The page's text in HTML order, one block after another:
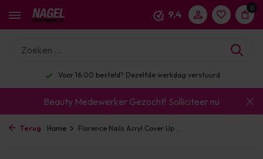
9,4
0
Voor 16:00 besteld? Dezelfde werkdag verstuurd
Beauty Medewerker Gezocht! Solliciteer nu
Terug Home Florence Nails Acryl Cover Up ...